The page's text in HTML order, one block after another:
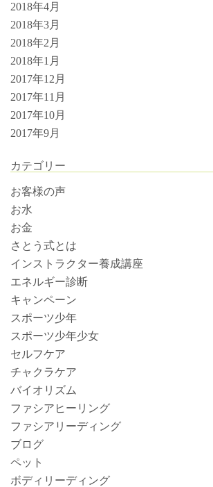
2018年4月
2018年3月
2018年2月
2018年1月
2017年12月
2017年11月
2017年10月
2017年9月
カテゴリー
お客様の声
お水
お金
さとう式とは
インストラクター養成講座
エネルギー診断
キャンペーン
スポーツ少年
スポーツ少年少女
セルフケア
チャクラケア
バイオリズム
ファシアヒーリング
ファシアリーディング
ブログ
ペット
ボディリーディング